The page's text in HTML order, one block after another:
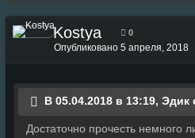
Kostya 0
Опубликовано 5 апреля, 2018
В 05.04.2018 в 13:19, Эдик
Достаточно прочесть немного